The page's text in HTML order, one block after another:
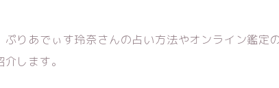
ぷりあでぃす玲奈さんの占い方法やオンライン鑑定
します。